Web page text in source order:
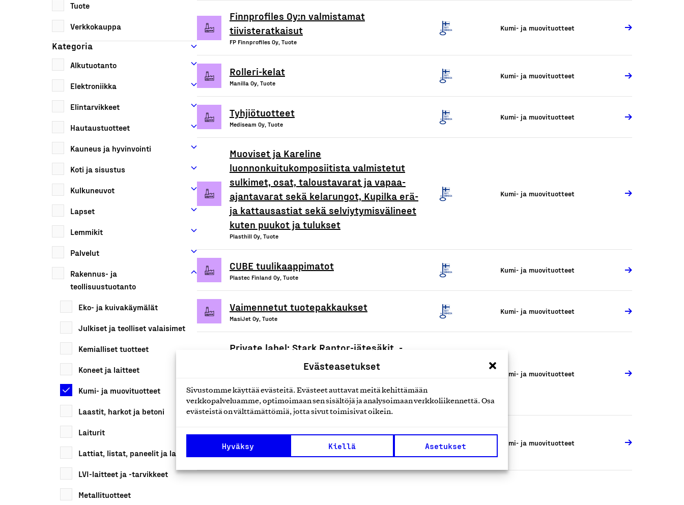
Evästeasetukset
Sivustomme käyttää evästeitä. Evästeet auttavat meitä kehittämään
verkkopalveluamme, optimoimaan sen sisältöjä ja analysoimaan verkkoliikennettä. Osa
evästeistä on välttämättömiä, jotta sivut toimisivat oikein.
Hyväksy Kiellä Asetukset
Tuote
Verkkokauppa
Kategoria
Alkutuotanto
Elektroniikka
Elintarvikkeet
Hautaustuotteet
Kauneus ja hyvinvointi
Koti ja sisustus
Kulkuneuvot
Lapset
Lemmikit
Palvelut
Rakennus- ja
teollisuustuotanto
Eko- ja kuivakäymälät
Julkiset ja teolliset valaisimet
Kemialliset tuotteet
Koneet ja laitteet
Kumi- ja muovituotteet
Laastit, harkot ja betoni
Laiturit
Lattiat, listat, paneelit ja laatat
LVI-laitteet ja -tarvikkeet
Metallituotteet
Finnprofiles Oy:n valmistamat
tiivisteratkaisut
FP Finnprofiles Oy, Tuote
Kumi- ja muovituotteet
Rolleri-kelat
Manilla Oy, Tuote
Kumi- ja muovituotteet
Tyhjiötuotteet
Mediseam Oy, Tuote
Kumi- ja muovituotteet
Muoviset ja Kareline
luonnonkuitukomposiitista valmistetut
sulkimet, osat, taloustavarat ja vapaa-
ajantavarat sekä kelarungot, Kupilka erä-
ja kattausastiat sekä selviytymisvälineet
kuten puukot ja tulukset
Plasthill Oy, Tuote
Kumi- ja muovituotteet
CUBE tuulikaappimatot
Plastec Finland Oy, Tuote
Kumi- ja muovituotteet
Vaimennetut tuotepakkaukset
MasiJet Oy, Tuote
Kumi- ja muovituotteet
Private label: Stark Raptor-jätesäkit, -
energiajätesäkki, -muovinkeräyssäkki, -
höyrynsulkukalvo
SeaPack Group Oy, Tuote
Kumi- ja muovituotteet
käyttöön sekä jätesäkit
SeaPack Group Oy, Tuote
Kumi- ja muovituotteet